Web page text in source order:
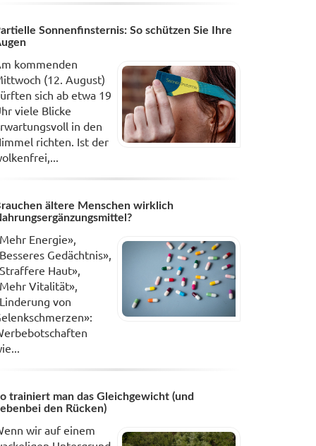
Sonnenfinsternis: So schützen Sie Ihre
kommenden
(12. August)
sich ab etwa 19
viele Blicke
in den
richten. Ist der
ältere Menschen wirklich
Energie»,
Gedächtnis»,
Haut»,
Vitalität»,
von
trainiert man das Gleichgewicht (und
den Rücken)
wir auf einem